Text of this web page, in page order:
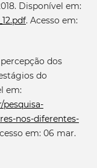
Disponível em:
. Acesso em:
percepção dos
do
em:
nos-diferentes-
em: 06 mar.